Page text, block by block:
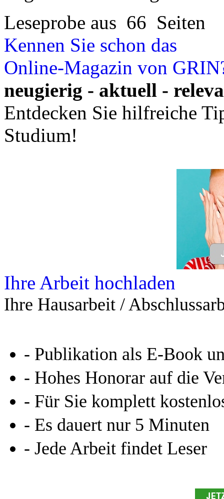
- Publikation als E-Book
- Hohes Honorar auf die
- Für Sie komplett
- Es dauert nur 5 Minuten
- Jede Arbeit findet Leser
Tipps und Ratschläge
Die Diplomarbeit
Über uns
Jobs
Presse
Partner + Projekte
Datenschutz